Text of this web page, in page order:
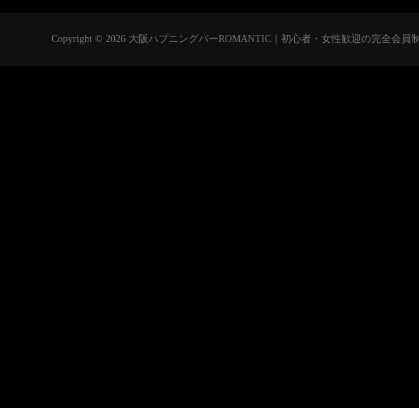
Copyright © 2026 大阪ハプニングバーROMANTIC｜初心者・女性歓迎の完全会員制